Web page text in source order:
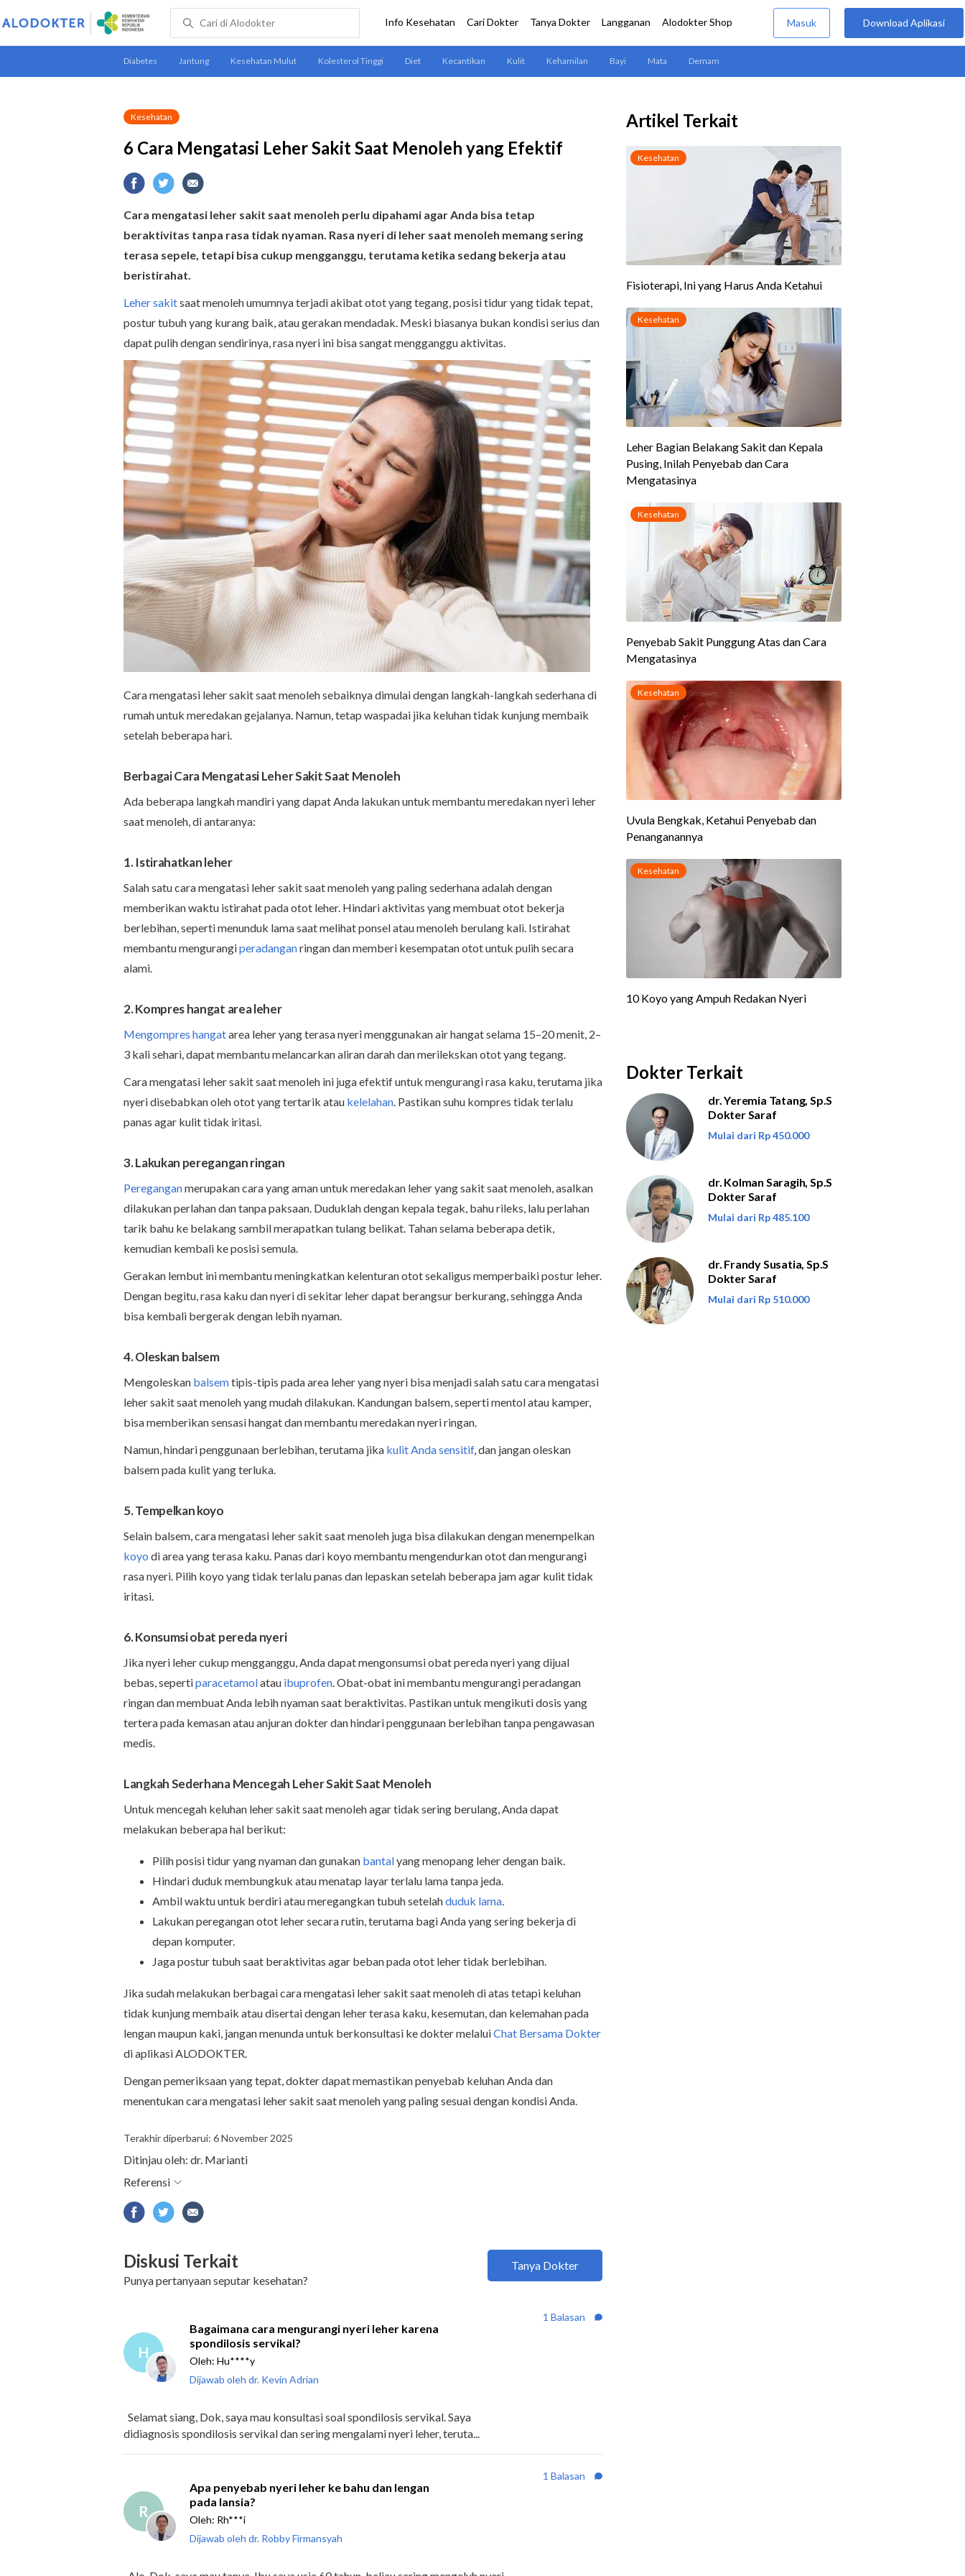
Kesehatan
6 Cara Mengatasi Leher Sakit Saat Menoleh yang Efektif
Cara mengatasi leher sakit saat menoleh perlu dipahami agar Anda bisa tetap
beraktivitas tanpa rasa tidak nyaman. Rasa nyeri di leher saat menoleh memang sering
terasa sepele, tetapi bisa cukup mengganggu, terutama ketika sedang bekerja atau
beristirahat.
Leher sakitsaat menoleh umumnya terjadi akibat otot yang tegang, posisi tidur yang tidak tepat,
postur tubuh yang kurang baik, atau gerakan mendadak. Meski biasanya bukan kondisi serius dan
dapat pulih dengan sendirinya, rasa nyeri ini bisa sangat mengganggu aktivitas.
Cara mengatasi leher sakit saat menoleh sebaiknya dimulai dengan langkah-langkah sederhana di
rumah untuk meredakan gejalanya. Namun, tetap waspadai jika keluhan tidak kunjung membaik
setelah beberapa hari.
Berbagai Cara Mengatasi Leher Sakit Saat Menoleh
Ada beberapa langkah mandiri yang dapat Anda lakukan untuk membantu meredakan nyeri leher
saat menoleh, di antaranya:
1. Istirahatkan leher
Salah satu cara mengatasi leher sakit saat menoleh yang paling sederhana adalah dengan
memberikan waktu istirahat pada otot leher. Hindari aktivitas yang membuat otot bekerja
berlebihan, seperti menunduk lama saat melihat ponsel atau menoleh berulang kali. Istirahat
membantu mengurangiperadanganringan dan memberi kesempatan otot untuk pulih secara
alami.
2. Kompres hangat area leher
Mengompres hangatarea leher yang terasa nyeri menggunakan air hangat selama 15–20 menit, 2–
3 kali sehari, dapat membantu melancarkan aliran darah dan merilekskan otot yang tegang.
Cara mengatasi leher sakit saat menoleh ini juga efektif untuk mengurangi rasa kaku, terutama jika
nyeri disebabkan oleh otot yang tertarik atau kelelahan. Pastikan suhu kompres tidak terlalu
panas agar kulit tidak iritasi.
3. Lakukan peregangan ringan
Pereganganmerupakan cara yang aman untuk meredakan leher yang sakit saat menoleh, asalkan
dilakukan perlahan dan tanpa paksaan. Duduklah dengan kepala tegak, bahu rileks, lalu perlahan
tarik bahu ke belakang sambil merapatkan tulang belikat. Tahan selama beberapa detik,
kemudian kembali ke posisi semula.
Gerakan lembut ini membantu meningkatkan kelenturan otot sekaligus memperbaiki postur leher.
Dengan begitu, rasa kaku dan nyeri di sekitar leher dapat berangsur berkurang, sehingga Anda
bisa kembali bergerak dengan lebih nyaman.
4. Oleskan balsem
Mengoleskan balsemtipis-tipis pada area leher yang nyeri bisa menjadi salah satu cara mengatasi
leher sakit saat menoleh yang mudah dilakukan. Kandungan balsem, seperti mentol atau kamper,
bisa memberikan sensasi hangat dan membantu meredakan nyeri ringan.
Namun, hindari penggunaan berlebihan, terutama jika kulit Anda sensitif, dan jangan oleskan
balsem pada kulit yang terluka.
5. Tempelkan koyo
Selain balsem, cara mengatasi leher sakit saat menoleh juga bisa dilakukan dengan menempelkan
koyo di area yang terasa kaku. Panas dari koyo membantu mengendurkan otot dan mengurangi
rasa nyeri. Pilih koyo yang tidak terlalu panas dan lepaskan setelah beberapa jam agar kulit tidak
iritasi.
6. Konsumsi obat pereda nyeri
Jika nyeri leher cukup mengganggu, Anda dapat mengonsumsi obat pereda nyeri yang dijual
bebas, sepertiparacetamolatau ibuprofen. Obat-obat ini membantu mengurangi peradangan
ringan dan membuat Anda lebih nyaman saat beraktivitas. Pastikan untuk mengikuti dosis yang
tertera pada kemasan atau anjuran dokter dan hindari penggunaan berlebihan tanpa pengawasan
medis.
Langkah Sederhana Mencegah Leher Sakit Saat Menoleh
Untuk mencegah keluhan leher sakit saat menoleh agar tidak sering berulang, Anda dapat
melakukan beberapa hal berikut:
Pilih posisi tidur yang nyaman dan gunakan bantalyang menopang leher dengan baik.
Hindari duduk membungkuk atau menatap layar terlalu lama tanpa jeda.
Ambil waktu untuk berdiri atau meregangkan tubuh setelahduduk lama.
Lakukan peregangan otot leher secara rutin, terutama bagi Anda yang sering bekerja di
depan komputer.
Jaga postur tubuh saat beraktivitas agar beban pada otot leher tidak berlebihan.
Jika sudah melakukan berbagai cara mengatasi leher sakit saat menoleh di atas tetapi keluhan
tidak kunjung membaik atau disertai dengan leher terasa kaku, kesemutan, dan kelemahan pada
lengan maupun kaki, jangan menunda untuk berkonsultasi ke dokter melaluiChat Bersama Dokter
di aplikasi ALODOKTER.
Dengan pemeriksaan yang tepat, dokter dapat memastikan penyebab keluhan Anda dan
menentukan cara mengatasi leher sakit saat menoleh yang paling sesuai dengan kondisi Anda.
Terakhir diperbarui: 6 November 2025
Artikel Terkait
Dokter Terkait